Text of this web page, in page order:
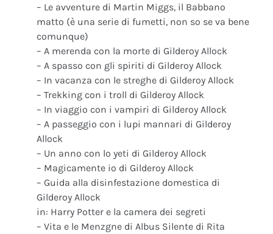
– Le avventure di Martin Miggs, il Babbano
matto (è una serie di fumetti, non so se va bene
comunque)
– A merenda con la morte di Gilderoy Allock
– A spasso con gli spiriti di Gilderoy Allock
– In vacanza con le streghe di Gilderoy Allock
– Trekking con i troll di Gilderoy Allock
– In viaggio con i vampiri di Gilderoy Allock
– A passeggio con i lupi mannari di Gilderoy
Allock
– Un anno con lo yeti di Gilderoy Allock
– Magicamente io di Gilderoy Allock
– Guida alla disinfestazione domestica di
Gilderoy Allock
in: Harry Potter e la camera dei segreti
– Vita e le Menzgne di Albus Silente di Rita